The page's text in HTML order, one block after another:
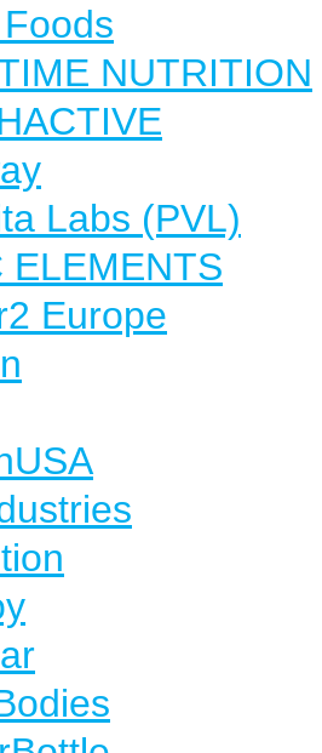
NUTRITION
Labs (PVL)
ELEMENTS
Europe